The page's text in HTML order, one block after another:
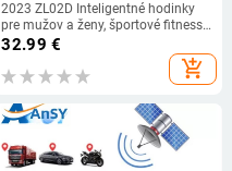
2023 ZL02D Inteligentné hodinky
pre mužov a ženy, športové fitness,
inteligentné hodinky s monitorom
srdcovej frekvencie, vodotesné pre
iOS, Android, Bluetooth telefón
32.99 €
add_shopping_cart